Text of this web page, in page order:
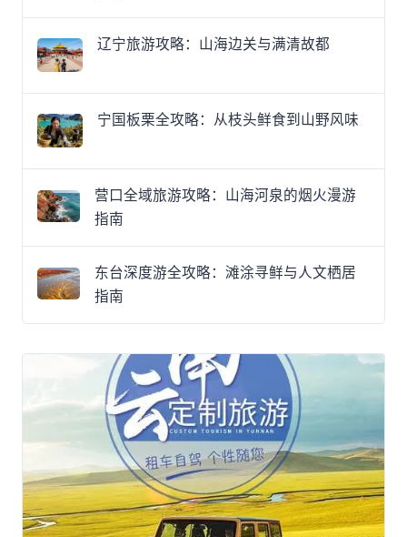
辽宁旅游攻略：山海边关与满清故都
宁国板栗全攻略：从枝头鲜食到山野风味
营口全域旅游攻略：山海河泉的烟火漫游
指南
东台深度游全攻略：滩涂寻鲜与人文栖居
指南